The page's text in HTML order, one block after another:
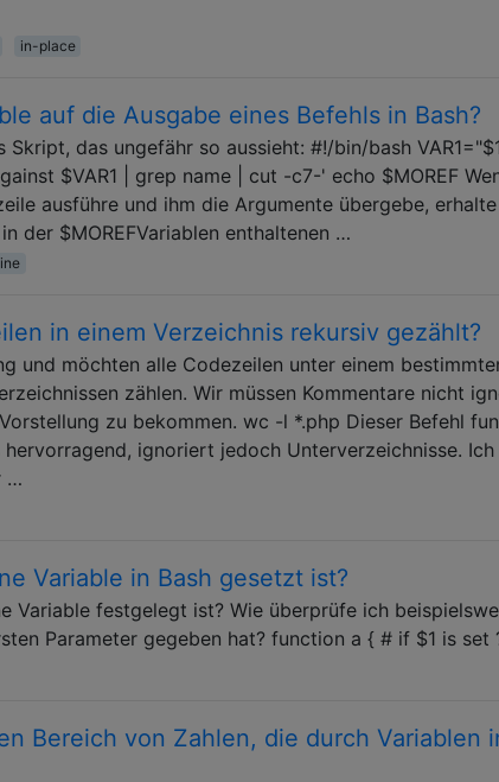
in-place
auf die Ausgabe eines Befehls in Bash?
Skript, das ungefähr so ​​aussieht: #!/bin/bash
$VAR1 | grep name | cut -c7-' echo $MOREF
ausführe und ihm die Argumente übergebe,
der $MOREFVariablen enthaltenen …
in einem Verzeichnis rekursiv gezählt?
und möchten alle Codezeilen unter einem
zählen. Wir müssen Kommentare nicht
zu bekommen. wc -l *.php Dieser Befehl
ignoriert jedoch Unterverzeichnisse. Ich
…
Variable in Bash gesetzt ist?
Variable festgelegt ist? Wie überprüfe ich
Parameter gegeben hat? function a { # if $1 is set
Bereich von Zahlen, die durch Variablen